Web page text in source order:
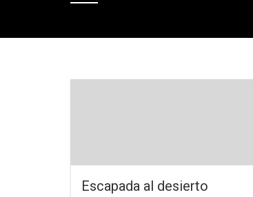
Escapada al desierto